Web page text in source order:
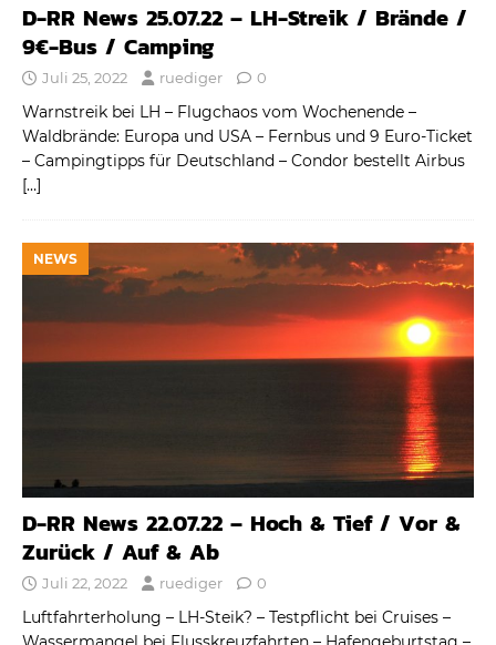
D-RR News 25.07.22 – LH-Streik / Brände /
9€-Bus / Camping
Juli 25, 2022 ruediger 0
Warnstreik bei LH – Flugchaos vom Wochenende –
Waldbrände: Europa und USA – Fernbus und 9 Euro-Ticket
– Campingtipps für Deutschland – Condor bestellt Airbus
[…]
NEWS
D-RR News 22.07.22 – Hoch & Tief / Vor &
Zurück / Auf & Ab
Juli 22, 2022 ruediger 0
Luftfahrterholung – LH-Steik? – Testpflicht bei Cruises –